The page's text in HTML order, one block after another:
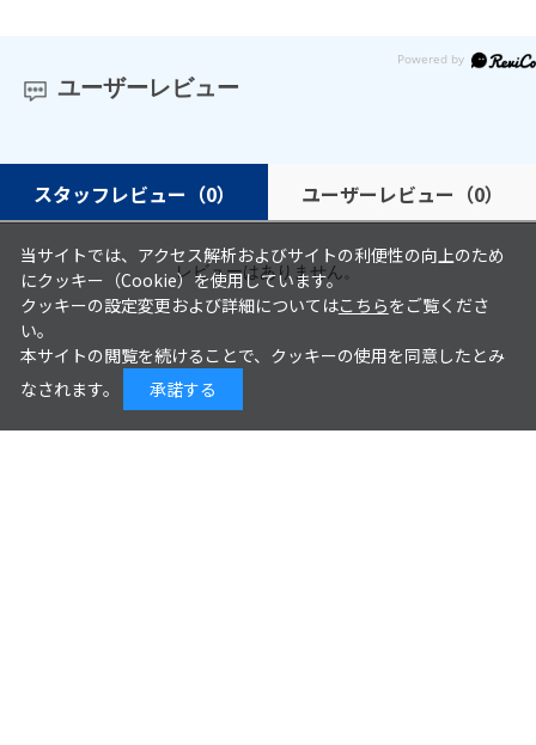
ユーザーレビュー
スタッフレビュー （0） ユーザーレビュー （0）
レビューはありません。
当サイトでは、アクセス解析およびサイトの利便性の向上のため
にクッキー（Cookie）を使用しています。
クッキーの設定変更および詳細についてはこちらをご覧くださ
い。
本サイトの閲覧を続けることで、クッキーの使用を同意したとみ
なされます。
承諾する